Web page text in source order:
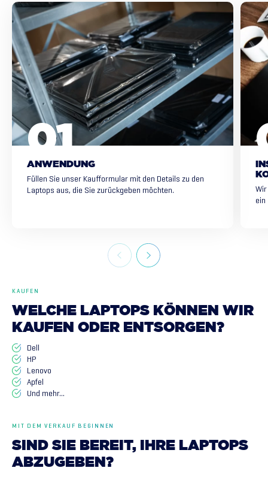
ANWENDUNG
Füllen Sie unser Kaufformular mit den Details zu den
Laptops aus, die Sie zurückgeben möchten.
ein
MIT DEM VERKAUF BEGINNEN
SIND SIE BEREIT, IHRE LAPTOPS
ABZUGEBEN?
KAUFEN
WELCHE LAPTOPS KÖNNEN WIR
KAUFEN ODER ENTSORGEN?
Dell
HP
Lenovo
Apfel
Und mehr…